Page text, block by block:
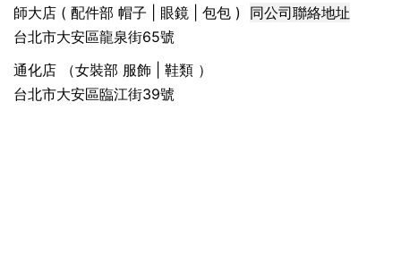
師大店 ( 配件部 帽子 | 眼鏡 | 包包 ) 同公司聯絡地址
台北市大安區龍泉街65號
通化店 （女裝部 服飾 | 鞋類 ）
台北市大安區臨江街39號